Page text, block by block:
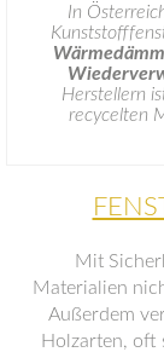
In
Herstellern
recycelten
Mit
Materialien
Außerdem
Holzarten, oft